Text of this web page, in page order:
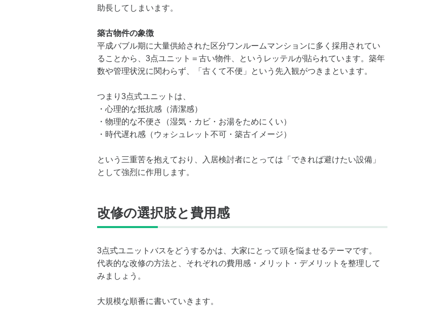
助長してしまいます。
築古物件の象徴
平成バブル期に大量供給された区分ワンルームマンションに多く採用されてい
ることから、3点ユニット＝古い物件、というレッテルが貼られています。築年
数や管理状況に関わらず、「古くて不便」という先入観がつきまといます。
つまり3点式ユニットは、
・心理的な抵抗感（清潔感）
・物理的な不便さ（湿気・カビ・お湯をためにくい）
・時代遅れ感（ウォシュレット不可・築古イメージ）
という三重苦を抱えており、入居検討者にとっては「できれば避けたい設備」
として強烈に作用します。
改修の選択肢と費用感
3点式ユニットバスをどうするかは、大家にとって頭を悩ませるテーマです。
代表的な改修の方法と、それぞれの費用感・メリット・デメリットを整理して
みましょう。
大規模な順番に書いていきます。